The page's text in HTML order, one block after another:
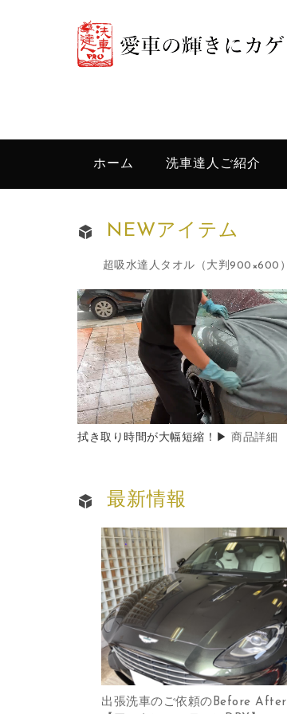
ホーム 洗車達人ご紹介
NEWアイテム
超吸水達人タオル（大判900×600）
拭き取り時間が大幅短縮！▶ 商品詳細
最新情報
出張洗車のご依頼のBefore After